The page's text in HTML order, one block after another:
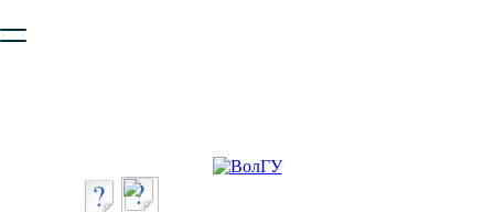
безопасную работу с сайтом. Пожалуйста